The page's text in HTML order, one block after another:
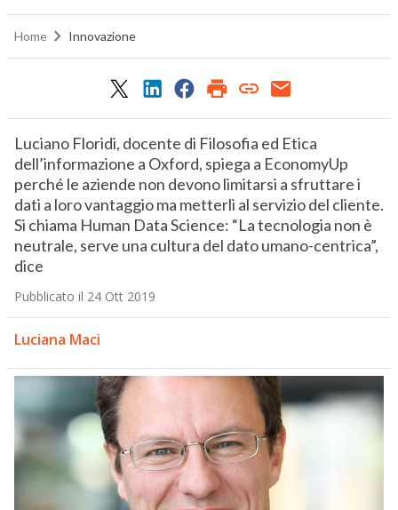
Home Innovazione
Luciano Floridi, docente di Filosofia ed Etica
dell’informazione a Oxford, spiega a EconomyUp
perché le aziende non devono limitarsi a sfruttare i
dati a loro vantaggio ma metterli al servizio del cliente.
Si chiama Human Data Science: “La tecnologia non è
neutrale, serve una cultura del dato umano-centrica”,
dice
Pubblicato il 24 Ott 2019
Luciana Maci